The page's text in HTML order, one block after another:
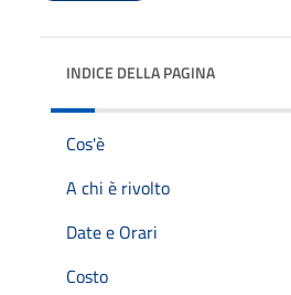
INDICE DELLA PAGINA
Cos'è
A chi è rivolto
Date e Orari
Costo